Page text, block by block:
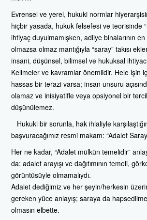
Evrensel ve yerel, hukuki normlar
hiçbir yasada, hukuk felsefesi ve teorisinde
ihtiyaç duyulmamışken, adliye binalarının
olmazsa olmaz mantığıyla “saray” takısı
insani, düşünsel, bilimsel ve hukuksal
Kelimeler ve kavramlar önemlidir. Hele işin
hassas bir terazi varsa; insan unsuru
olamaz ve inisiyatifle veya opsiyonel bir
düşünülemez.
Hukuki bir sorunla, hak ihlaliyle
başvuracağımız resmi makam: “Adalet
Her ne kadar, “Adalet mülkün temelidir”
da; adalet arayışı ve dağıtımının temeli,
görüntüsüyle olmamalıydı.
Adalet dediğimiz ve her şeyin/herkesin
gereken yüce anlayış; saraya da
olmasın elbette.